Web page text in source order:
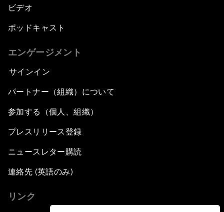
ビデオ
ポッドキャスト
エンゲージメント
サインイン
パートナー（組織）について
参加する（個人、組織）
プレスリリース登録
ニュースレター購読
連絡先 (英語のみ)
リンク